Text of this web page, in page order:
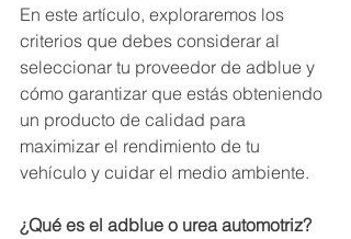
En este artículo, exploraremos los
criterios que debes considerar al
seleccionar tu proveedor de adblue y
cómo garantizar que estás obteniendo
un producto de calidad para
maximizar el rendimiento de tu
vehículo y cuidar el medio ambiente.
¿Qué es el adblue o urea automotriz?